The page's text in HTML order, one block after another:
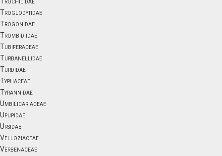
Troglodytidae
Trogonidae
Trombidiidae
Tubiferaceae
Turbanellidae
Turdidae
Typhaceae
Tyrannidae
Umbilicariaceae
Upupidae
Ursidae
Velloziaceae
Verbenaceae